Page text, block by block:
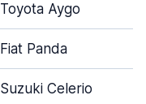
Toyota Aygo
Fiat Panda
Suzuki Celerio